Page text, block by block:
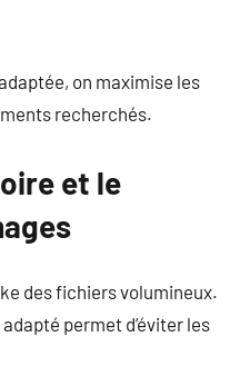
on maximise les
recherchés.
et le
des fichiers volumineux.
permet d’éviter les